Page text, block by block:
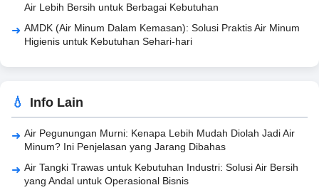
Air Lebih Bersih untuk Berbagai Kebutuhan
AMDK (Air Minum Dalam Kemasan): Solusi Praktis Air Minum
Higienis untuk Kebutuhan Sehari-hari
Info Lain
Air Pegunungan Murni: Kenapa Lebih Mudah Diolah Jadi Air
Minum? Ini Penjelasan yang Jarang Dibahas
Air Tangki Trawas untuk Kebutuhan Industri: Solusi Air Bersih
yang Andal untuk Operasional Bisnis